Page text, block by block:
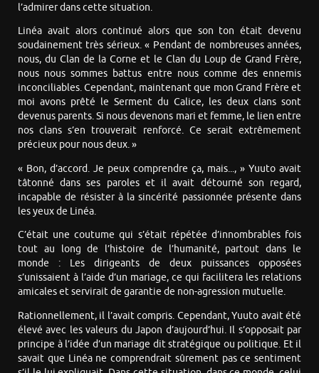
l’admirer dans cette situation.
Linéa avait alors continué alors que son ton était devenu
soudainement très sérieux. « Pendant de nombreuses années,
nous, du Clan de la Corne et le Clan du Loup de Grand Frère,
nous nous sommes battus entre nous comme des ennemis
inconciliables. Cependant, maintenant que mon Grand Frère et
moi avons prêté le Serment du Calice, les deux clans sont
devenus parents. Si nous devenons mari et femme, le lien entre
nos clans s’en trouverait renforcé. Ce serait extrêmement
précieux pour nous deux. »
« Bon, d’accord. Je peux comprendre ça, mais..., » Yuuto avait
tâtonné dans ses paroles et il avait détourné son regard,
incapable de résister à la sincérité passionnée présente dans
les yeux de Linéa.
C’était une coutume qui s’était répétée d’innombrables fois
tout au long de l’histoire de l’humanité, partout dans le
monde : Les dirigeants de deux puissances opposées
s’unissaient à l’aide d’un mariage, ce qui facilitera les relations
amicales et servirait de garantie de non-agression mutuelle.
Rationnellement, il l’avait compris. Cependant, Yuuto avait été
élevé avec les valeurs du Japon d’aujourd’hui. Il s’opposait par
principe à l’idée d’un mariage dit stratégique ou politique. Et il
savait que Linéa ne comprendrait sûrement pas ce sentiment